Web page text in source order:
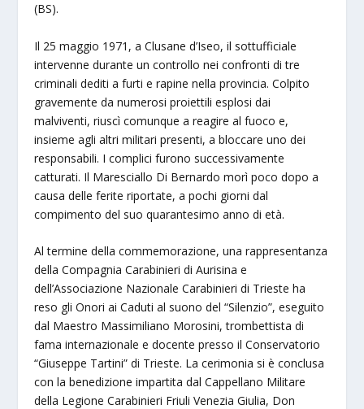
(BS).
Il 25 maggio 1971, a Clusane d’Iseo, il sottufficiale
intervenne durante un controllo nei confronti di tre
criminali dediti a furti e rapine nella provincia. Colpito
gravemente da numerosi proiettili esplosi dai
malviventi, riuscì comunque a reagire al fuoco e,
insieme agli altri militari presenti, a bloccare uno dei
responsabili. I complici furono successivamente
catturati. Il Maresciallo Di Bernardo morì poco dopo a
causa delle ferite riportate, a pochi giorni dal
compimento del suo quarantesimo anno di età.
Al termine della commemorazione, una rappresentanza
della Compagnia Carabinieri di Aurisina e
dell’Associazione Nazionale Carabinieri di Trieste ha
reso gli Onori ai Caduti al suono del “Silenzio”, eseguito
dal Maestro Massimiliano Morosini, trombettista di
fama internazionale e docente presso il Conservatorio
“Giuseppe Tartini” di Trieste. La cerimonia si è conclusa
con la benedizione impartita dal Cappellano Militare
della Legione Carabinieri Friuli Venezia Giulia, Don